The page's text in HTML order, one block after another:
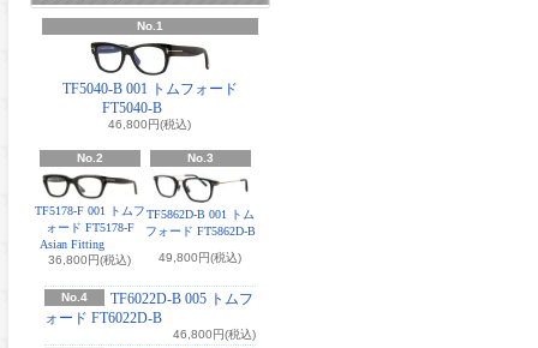
No.1
TF5040-B 001 トムフォード
FT5040-B
46,800円(税込)
No.2
TF5178-F 001 トムフ
ォード FT5178-F
Asian Fitting
36,800円(税込)
No.3
TF5862D-B 001 トム
フォード FT5862D-B
49,800円(税込)
No.4
TF6022D-B 005 トムフ
ォード FT6022D-B
46,800円(税込)